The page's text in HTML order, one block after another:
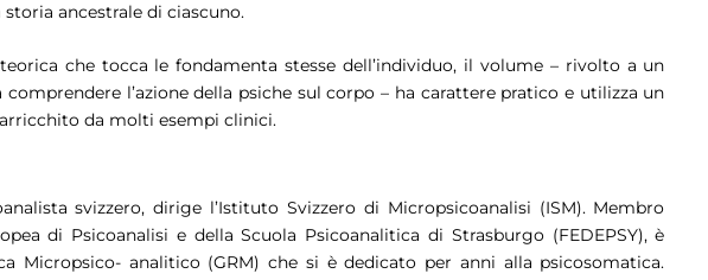
ancestrale di ciascuno.
che tocca le fondamenta stesse dell’individuo, il volume – rivolto a un
l’azione della psiche sul corpo – ha carattere pratico e utilizza un
da molti esempi clinici.
svizzero, dirige l’Istituto Svizzero di Micropsicoanalisi (ISM). Membro
di Psicoanalisi e della Scuola Psicoanalitica di Strasburgo (FEDEPSY), è
Micropsico- analitico (GRM) che si è dedicato per anni alla psicosomatica.